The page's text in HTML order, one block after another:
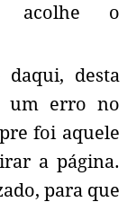
acolhe o
daqui, desta
um erro no
foi aquele
a página.
para que